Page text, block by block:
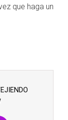
que haga un